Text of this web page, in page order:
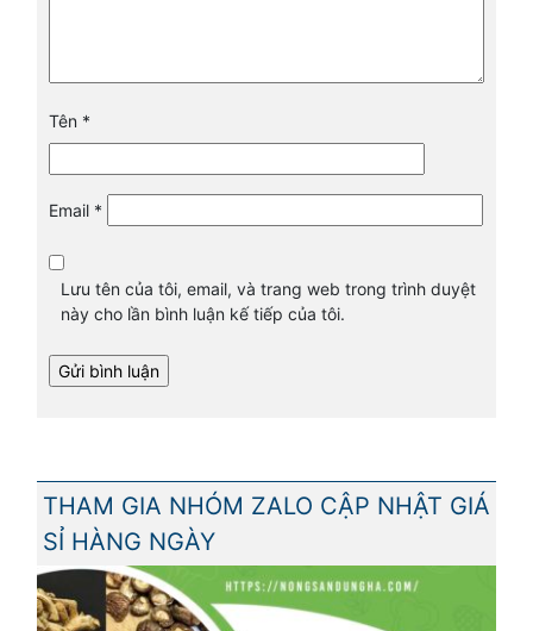
Tên *
Email *
Lưu tên của tôi, email, và trang web trong trình duyệt
này cho lần bình luận kế tiếp của tôi.
THAM GIA NHÓM ZALO CẬP NHẬT GIÁ
SỈ HÀNG NGÀY